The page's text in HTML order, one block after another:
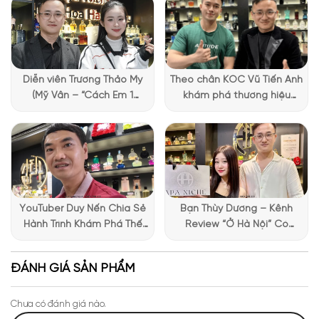
Diễn viên Trương Thảo My
(Mỹ Vân – “Cách Em 1
chia sẻ trải nghiệm chọn
nước hoa đầy thú vị
Theo chân KOC Vũ Tiến Anh
khám phá thương hiệu
YouTuber Duy Nến Chia Sẻ
Hành Trình Khám Phá Thế
Bạn Thùy Dương – Kênh
Review “Ở Hà Nội” Có
ĐÁNH GIÁ SẢN PHẨM
Chưa có đánh giá nào.